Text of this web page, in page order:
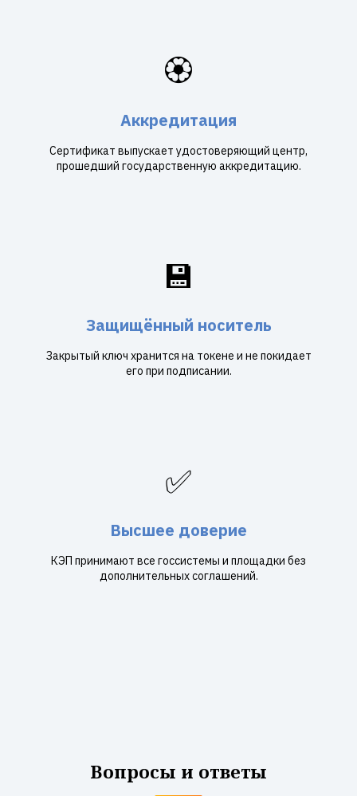
🏵️
Аккредитация
Сертификат выпускает удостоверяющий центр,
прошедший государственную аккредитацию.
💾
Защищённый носитель
Закрытый ключ хранится на токене и не покидает
его при подписании.
✅
Высшее доверие
КЭП принимают все госсистемы и площадки без
дополнительных соглашений.
Вопросы и ответы